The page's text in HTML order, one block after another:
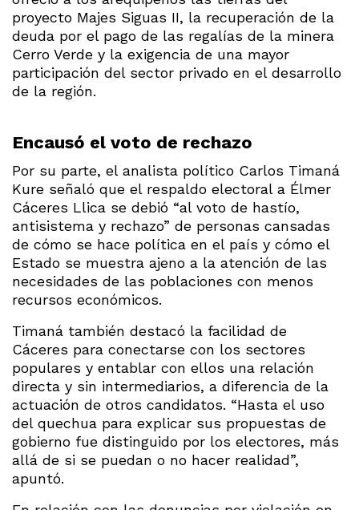
proyecto Majes Siguas II, la recuperación de la
deuda por el pago de las regalías de la minera
Cerro Verde y la exigencia de una mayor
participación del sector privado en el desarrollo
de la región.
Encausó el voto de rechazo
Por su parte, el analista político Carlos Timaná
Kure señaló que el respaldo electoral a Élmer
Cáceres Llica se debió “al voto de hastío,
antisistema y rechazo” de personas cansadas
de cómo se hace política en el país y cómo el
Estado se muestra ajeno a la atención de las
necesidades de las poblaciones con menos
recursos económicos.
Timaná también destacó la facilidad de
Cáceres para conectarse con los sectores
populares y entablar con ellos una relación
directa y sin intermediarios, a diferencia de la
actuación de otros candidatos. “Hasta el uso
del quechua para explicar sus propuestas de
gobierno fue distinguido por los electores, más
allá de si se puedan o no hacer realidad”,
apuntó.